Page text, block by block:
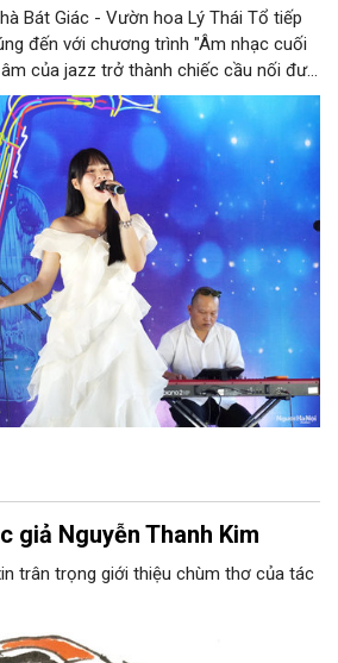
Bát Giác - Vườn hoa Lý Thái Tổ tiếp
đến với chương trình "Âm nhạc cuối
của jazz trở thành chiếc cầu nối đưa
trong không gian di sản giữa lòng Thủ
điển của thế giới đến những giai
tự sự, chương trình mở ra một hành
đa tầng cảm xúc, góp phần bồi đắp
Nội - Thành phố sáng tạo.
giả Nguyễn Thanh Kim
trân trọng giới thiệu chùm thơ của tác